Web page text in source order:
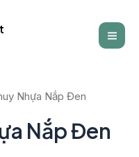
Nhựa Nắp Đen
Nắp Đen